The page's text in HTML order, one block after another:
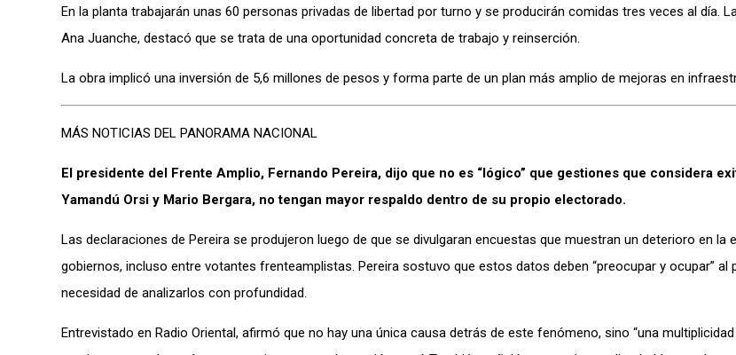
En la planta trabajarán unas 60 personas privadas de libertad por turno y se producirán comidas tres veces al día.
Ana Juanche, destacó que se trata de una oportunidad concreta de trabajo y reinserción.
La obra implicó una inversión de 5,6 millones de pesos y forma parte de un plan más amplio de mejoras en
MÁS NOTICIAS DEL PANORAMA NACIONAL
El presidente del Frente Amplio, Fernando Pereira, dijo que no es “lógico” que gestiones que considera
Yamandú Orsi y Mario Bergara, no tengan mayor respaldo dentro de su propio electorado.
Las declaraciones de Pereira se produjeron luego de que se divulgaran encuestas que muestran un deterioro en la
gobiernos, incluso entre votantes frenteamplistas. Pereira sostuvo que estos datos deben “preocupar y ocupar” al
necesidad de analizarlos con profundidad.
Entrevistado en Radio Oriental, afirmó que no hay una única causa detrás de este fenómeno, sino “una multiplicidad